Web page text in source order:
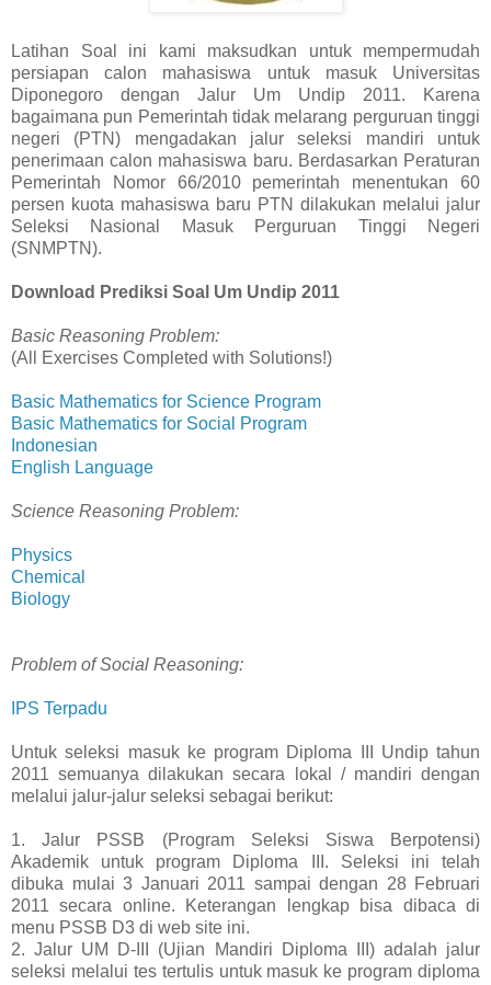
Latihan Soal ini kami maksudkan untuk mempermudah
persiapan calon mahasiswa untuk masuk Universitas
Diponegoro dengan Jalur Um Undip 2011. Karena
bagaimana pun Pemerintah tidak melarang perguruan tinggi
negeri (PTN) mengadakan jalur seleksi mandiri untuk
penerimaan calon mahasiswa baru. Berdasarkan Peraturan
Pemerintah Nomor 66/2010 pemerintah menentukan 60
persen kuota mahasiswa baru PTN dilakukan melalui jalur
Seleksi Nasional Masuk Perguruan Tinggi Negeri
(SNMPTN).
Download Prediksi Soal Um Undip 2011
Basic Reasoning Problem:
(All Exercises Completed with Solutions!)
Basic Mathematics for Science Program
Basic Mathematics for Social Program
Indonesian
English Language
Science Reasoning Problem:
Physics
Chemical
Biology
Problem of Social Reasoning:
IPS Terpadu
Untuk seleksi masuk ke program Diploma III Undip tahun
2011 semuanya dilakukan secara lokal / mandiri dengan
melalui jalur-jalur seleksi sebagai berikut:
1. Jalur PSSB (Program Seleksi Siswa Berpotensi)
Akademik untuk program Diploma III. Seleksi ini telah
dibuka mulai 3 Januari 2011 sampai dengan 28 Februari
2011 secara online. Keterangan lengkap bisa dibaca di
menu PSSB D3 di web site ini.
2. Jalur UM D-III (Ujian Mandiri Diploma III) adalah jalur
seleksi melalui tes tertulis untuk masuk ke program diploma